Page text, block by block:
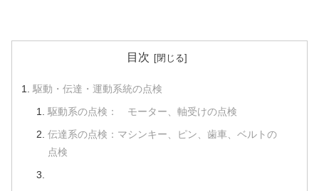
目次
駆動・伝達・運動系統の点検
駆動系の点検： モーター、軸受けの点検
伝達系の点検：マシンキー、ピン、歯車、ベルトの
点検